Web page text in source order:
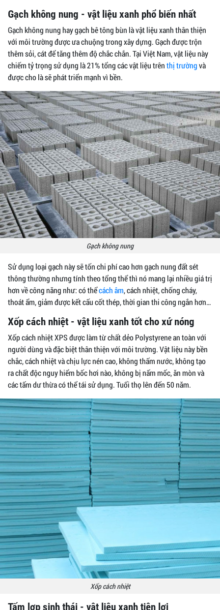
Gạch không nung - vật liệu xanh phổ biến nhất
Gạch không nung hay gạch bê tông bùn là vật liệu xanh thân thiện
với môi trường được ưa chuộng trong xây dựng. Gạch được trộn
thêm sỏi, cát để tăng thêm độ chắc chắn. Tại Việt Nam, vật liệu này
chiếm tỷ trọng sử dụng là 21% tổng các vật liệu trênthị trườngvà
được cho là sẽ phát triển mạnh vì bền.
Gạch không nung
Sử dụng loại gạch này sẽ tốn chi phí cao hơn gạch nung đất sét
thông thường nhưng tính theo tổng thể thì nó mang lại nhiều giá trị
hơn về công năng như: có thểcách âm, cách nhiệt, chống cháy,
thoát ẩm, giảm được kết cấu cốt thép, thời gian thi công ngắn hơn…
Xốp cách nhiệt - vật liệu xanh tốt cho xứ nóng
Xốp cách nhiệt XPS được làm từ chất dẻo Polystyrene an toàn với
người dùng và đặc biệt thân thiện với môi trường. Vật liệu này bền
chắc, cách nhiệt và chịu lực nén cao, không thấm nước, không tạo
ra chất độc nguy hiểm bốc hơi nào, không bị nấm mốc, ăn mòn và
các tấm dư thừa có thể tái sử dụng. Tuổi thọ lên đến 50 năm.
Xốp cách nhiệt
Tấm lợp sinh thái - vật liệu xanh tiện lợi